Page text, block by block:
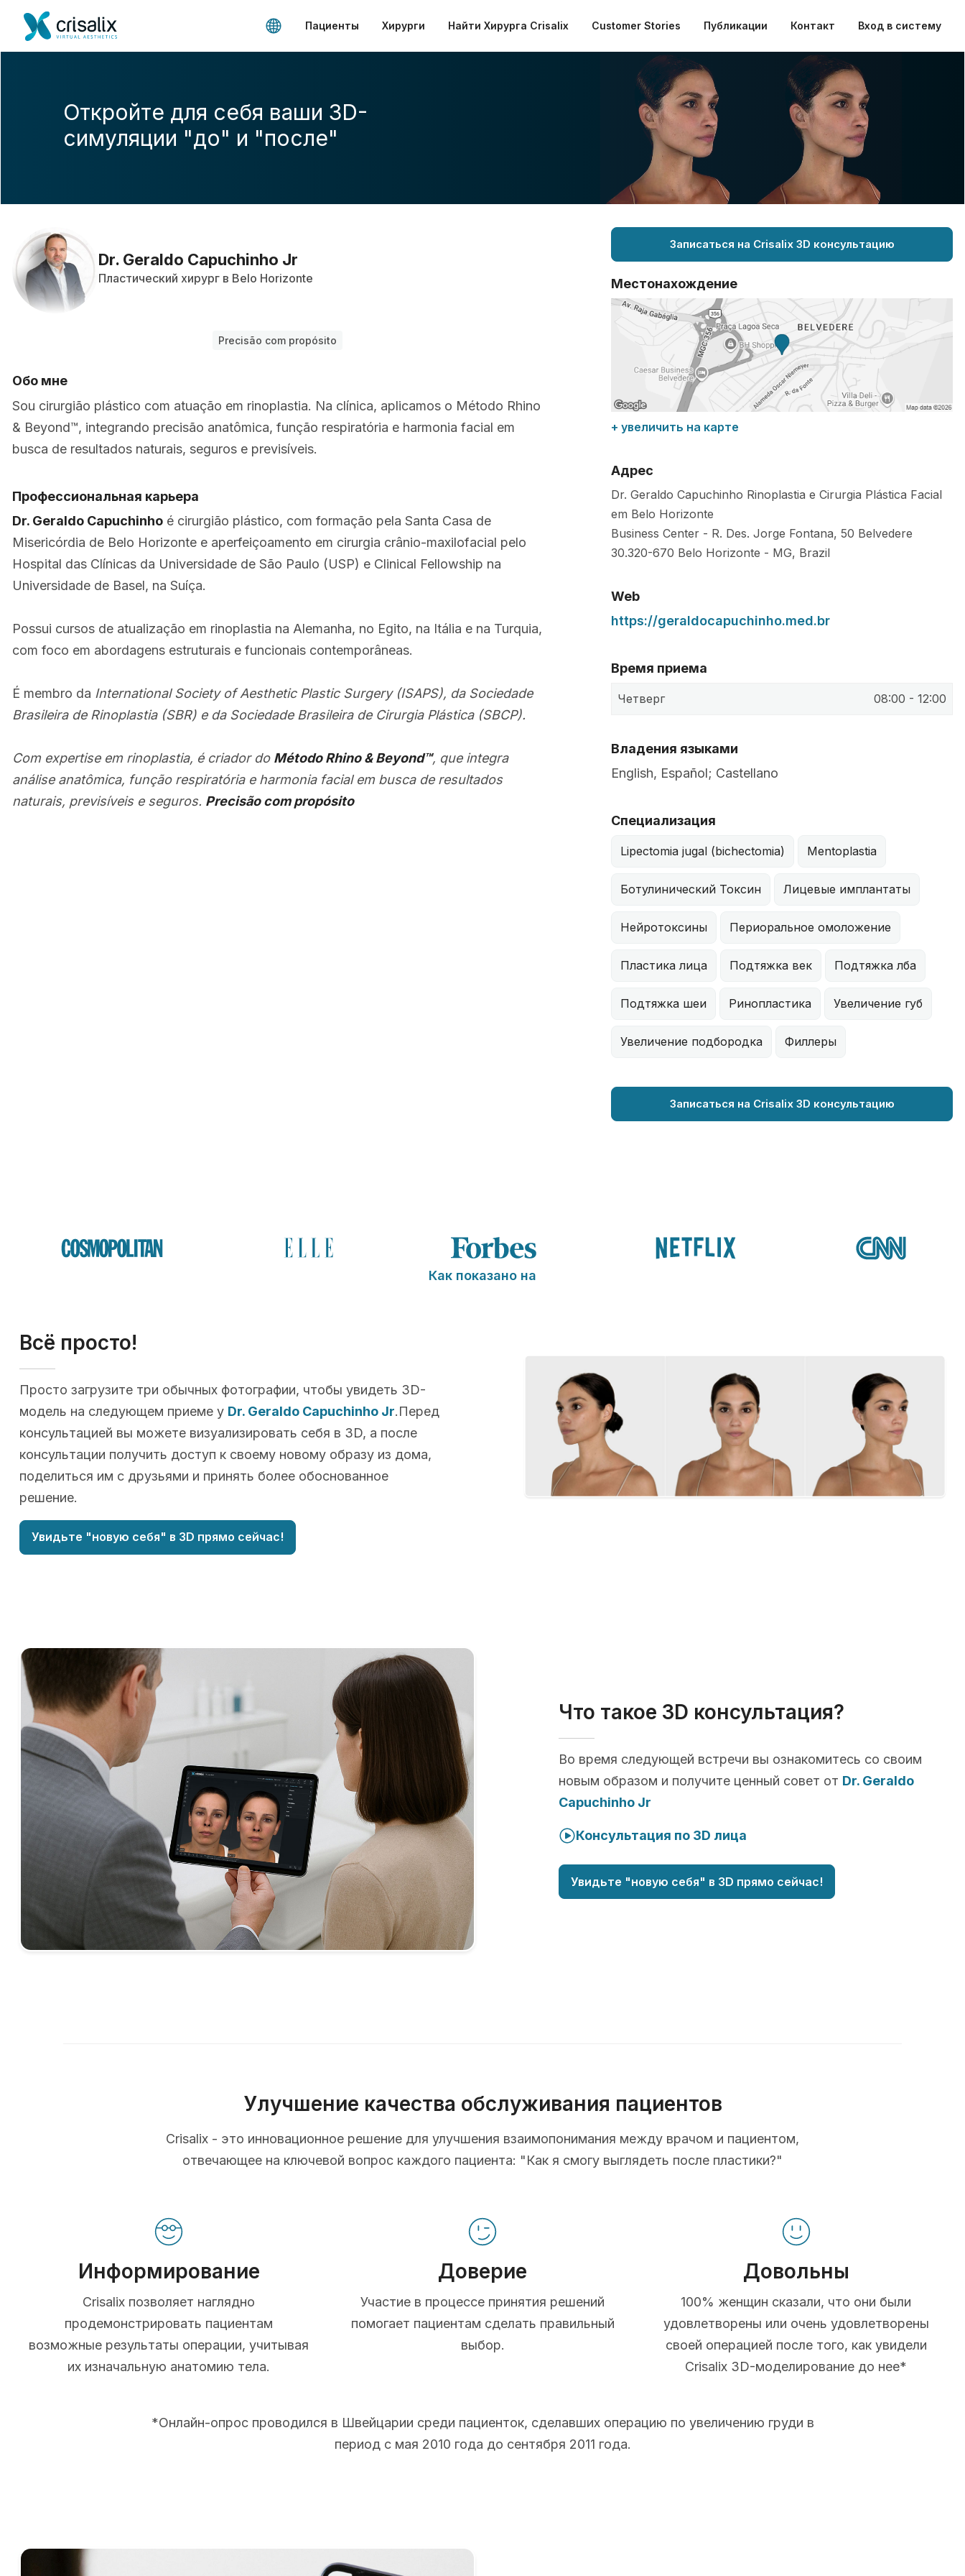
Пациенты Хирурги Найти Хирурга Crisalix Customer Stories Публикации Контакт Вход в систему
Откройте для себя ваши 3D-
симуляции "до" и "после"
Dr. Geraldo Capuchinho Jr
Пластический хирург в Belo Horizonte
Precisão com propósito
Обо мне
Sou cirurgião plástico com atuação em rinoplastia. Na clínica, aplicamos o Método Rhino
& Beyond™, integrando precisão anatômica, função respiratória e harmonia facial em
busca de resultados naturais, seguros e previsíveis.
Профессиональная карьера
Dr. Geraldo Capuchinho é cirurgião plástico, com formação pela Santa Casa de
Misericórdia de Belo Horizonte e aperfeiçoamento em cirurgia crânio-maxilofacial pelo
Hospital das Clínicas da Universidade de São Paulo (USP) e Clinical Fellowship na
Universidade de Basel, na Suíça.
Possui cursos de atualização em rinoplastia na Alemanha, no Egito, na Itália e na Turquia,
com foco em abordagens estruturais e funcionais contemporâneas.
É membro da International Society of Aesthetic Plastic Surgery (ISAPS), da Sociedade
Brasileira de Rinoplastia (SBR) e da Sociedade Brasileira de Cirurgia Plástica (SBCP).
Com expertise em rinoplastia, é criador do Método Rhino & Beyond™, que integra
análise anatômica, função respiratória e harmonia facial em busca de resultados
naturais, previsíveis e seguros. Precisão com propósito
Записаться на Crisalix 3D консультацию
Местонахождение
+ увеличить на карте
Адрес
Dr. Geraldo Capuchinho Rinoplastia e Cirurgia Plástica Facial
em Belo Horizonte
Business Center - R. Des. Jorge Fontana, 50 Belvedere
30.320-670 Belo Horizonte - MG, Brazil
Web
https://geraldocapuchinho.med.br
Время приема
Четверг 08:00 - 12:00
Владения языками
English, Español; Castellano
Специализация
Lipectomia jugal (bichectomia) Mentoplastia
Ботулинический Токсин Лицевые имплантаты
Нейротоксины Периоральное омоложение
Пластика лица Подтяжка век Подтяжка лба
Подтяжка шеи Ринопластика Увеличение губ
Увеличение подбородка Филлеры
Записаться на Crisalix 3D консультацию
Как показано на
Всё просто!
Просто загрузите три обычных фотографии, чтобы увидеть 3D-
модель на следующем приеме у Dr. Geraldo Capuchinho Jr.Перед
консультацией вы можете визуализировать себя в 3D, а после
консультации получить доступ к своему новому образу из дома,
поделиться им с друзьями и принять более обоснованное
решение.
Увидьте "новую себя" в 3D прямо сейчас!
Что такое 3D консультация?
Во время следующей встречи вы ознакомитесь со своим
новым образом и получите ценный совет от Dr. Geraldo
Capuchinho Jr
Консультация по 3D лица
Увидьте "новую себя" в 3D прямо сейчас!
Улучшение качества обслуживания пациентов
Crisalix - это инновационное решение для улучшения взаимопонимания между врачом и пациентом,
отвечающее на ключевой вопрос каждого пациента: "Как я смогу выглядеть после пластики?"
Информирование
Crisalix позволяет наглядно
продемонстрировать пациентам
возможные результаты операции, учитывая
их изначальную анатомию тела.
Доверие
Участие в процессе принятия решений
помогает пациентам сделать правильный
выбор.
Довольны
100% женщин сказали, что они были
удовлетворены или очень удовлетворены
своей операцией после того, как увидели
Crisalix 3D-моделирование до нее*
*Онлайн-опрос проводился в Швейцарии среди пациенток, сделавших операцию по увеличению груди в
период с мая 2010 года до сентября 2011 года.